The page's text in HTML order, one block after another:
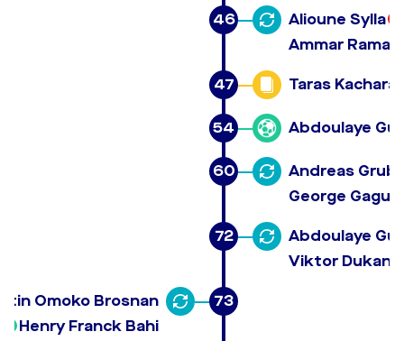
46
Alioune Sylla
Ammar
47 Taras
54 Abdoulaye
60
Andreas
George Gagua
72
Abdoulaye
Viktor
73
Omoko Brosnan
Henry Franck Bahi